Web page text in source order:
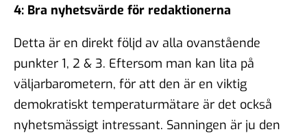
4: Bra nyhetsvärde för redaktionerna
Detta är en direkt följd av alla ovanstående
punkter 1, 2 & 3. Eftersom man kan lita på
väljarbarometern, för att den är en viktig
demokratiskt temperaturmätare är det också
nyhetsmässigt intressant. Sanningen är ju den